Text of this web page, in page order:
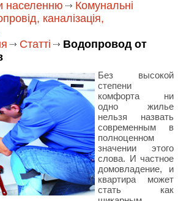
населенню
Комунальні
каналізація,
Статті
Водопровод от
Без высокой
степени
комфорта ни
одно жилье
нельзя назвать
современным в
полноценном
значении этого
слова. И частное
домовладение, и
квартира может
стать как